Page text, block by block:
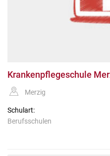
Krankenpflegeschule
Merzig
Schulart:
Berufsschulen